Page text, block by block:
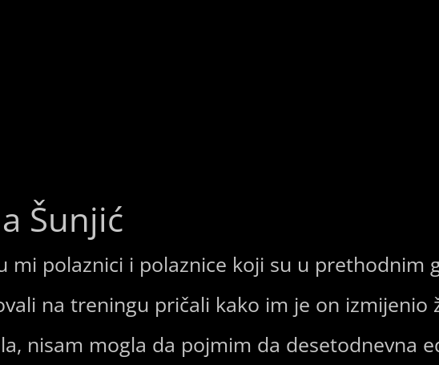
Šunjić
mi polaznici i polaznice koji su u prethodnim
na treningu pričali kako im je on izmijenio
nisam mogla da pojmim da desetodnevna